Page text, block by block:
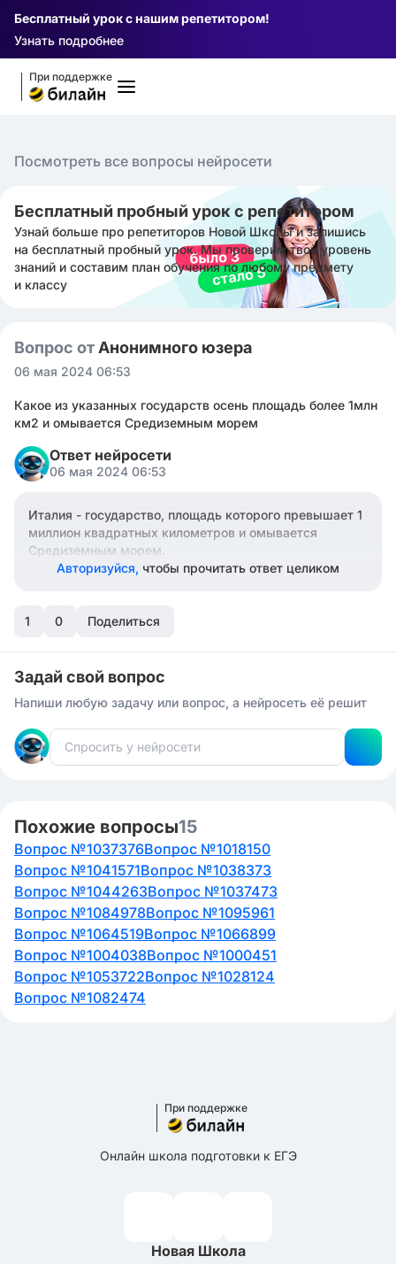
Бесплатный урок с нашим репетитором!
Узнать подробнее
При поддержке
Посмотреть все вопросы нейросети
Бесплатный пробный урок с репетитором
Узнай больше про репетиторов Новой Школы и запишись
на бесплатный пробный урок. Мы проверим твой уровень
знаний и составим план обучения по любому предмету
и классу
Вопрос от Анонимного юзера
06 мая 2024 06:53
Какое из указанных государств осень площадь более 1млн
км2 и омывается Средиземным морем
Ответ нейросети
06 мая 2024 06:53
Италия - государство, площадь которого превышает 1
миллион квадратных километров и омывается
Средиземным морем.
Авторизуйся, чтобы прочитать ответ целиком
1 0 Поделиться
Задай свой вопрос
Напиши любую задачу или вопрос, а нейросеть её решит
Похожие вопросы15
Вопрос №1037376Вопрос №1018150
Вопрос №1041571Вопрос №1038373
Вопрос №1044263Вопрос №1037473
Вопрос №1084978Вопрос №1095961
Вопрос №1064519Вопрос №1066899
Вопрос №1004038Вопрос №1000451
Вопрос №1053722Вопрос №1028124
Вопрос №1082474
При поддержке
Онлайн школа подготовки к ЕГЭ
Новая Школа